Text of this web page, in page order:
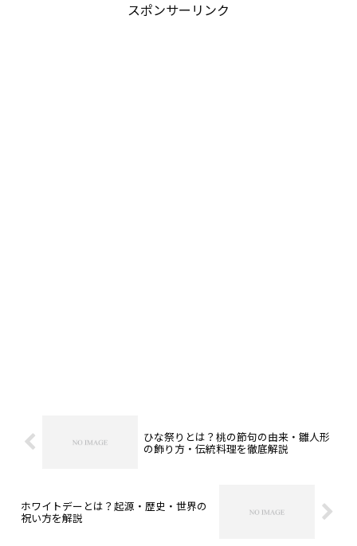
スポンサーリンク
ひな祭りとは？桃の節句の由来・雛人形
の飾り方・伝統料理を徹底解説
ホワイトデーとは？起源・歴史・世界の
祝い方を解説